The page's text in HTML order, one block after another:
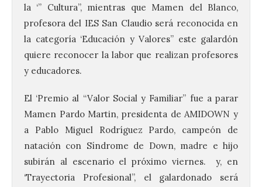
la ‘” Cultura”, mientras que Mamen del Blanco,
profesora del IES San Claudio será reconocida en
la categoría ‘Educación y Valores” este galardón
quiere reconocer la labor que realizan profesores
y educadores.
El ‘Premio al “Valor Social y Familiar” fue a parar
Mamen Pardo Martin, presidenta de AMIDOWN y
a Pablo Miguel Rodríguez Pardo, campeón de
natación con Síndrome de Down, madre e hijo
subirán al escenario el próximo viernes. y, en
‘Trayectoria Profesional”, el galardonado será